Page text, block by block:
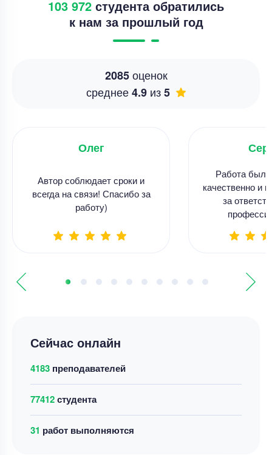
Сейчас онлайн
4183 преподавателей
77412студента
36 работ выполняются
103 972 студента обратились
к нам за прошлый год
2085оценок
среднее4.9 из5
Олег
Автор соблюдает сроки и
всегда на связи! Спасибо за
работу)
Работа
качественно и
за